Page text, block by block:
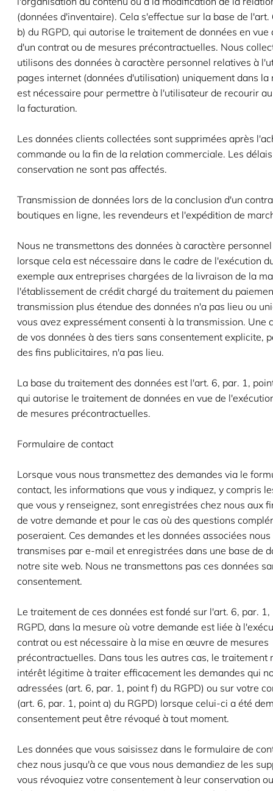
(données d'inventaire). Cela s'effectue sur la base de
b) du RGPD, qui autorise le traitement de données en vue
d'un contrat ou de mesures précontractuelles. Nous
utilisons des données à caractère personnel relatives à
pages internet (données d'utilisation) uniquement dans la
est nécessaire pour permettre à l'utilisateur de recourir
la facturation.
Les données clients collectées sont supprimées après
commande ou la fin de la relation commerciale. Les
conservation ne sont pas affectés.
Transmission de données lors de la conclusion d'un
boutiques en ligne, les revendeurs et l'expédition de
Nous ne transmettons des données à caractère
lorsque cela est nécessaire dans le cadre de l'exécution
exemple aux entreprises chargées de la livraison de la
l'établissement de crédit chargé du traitement du
transmission plus étendue des données n'a pas lieu ou
vous avez expressément consenti à la transmission. Une
de vos données à des tiers sans consentement explicite,
des fins publicitaires, n'a pas lieu.
La base du traitement des données est l'art. 6, par. 1,
qui autorise le traitement de données en vue de
de mesures précontractuelles.
Formulaire de contact
Lorsque vous nous transmettez des demandes via le
contact, les informations que vous y indiquez, y compris
que vous y renseignez, sont enregistrées chez nous aux
de votre demande et pour le cas où des questions
poseraient. Ces demandes et les données associées
transmises par e-mail et enregistrées dans une base de
notre site web. Nous ne transmettons pas ces données
consentement.
Le traitement de ces données est fondé sur l'art. 6, par. 1,
RGPD, dans la mesure où votre demande est liée à
contrat ou est nécessaire à la mise en œuvre de mesures
précontractuelles. Dans tous les autres cas, le traitement
intérêt légitime à traiter efficacement les demandes qui
adressées (art. 6, par. 1, point f) du RGPD) ou sur votre
(art. 6, par. 1, point a) du RGPD) lorsque celui-ci a été
consentement peut être révoqué à tout moment.
Les données que vous saisissez dans le formulaire de
chez nous jusqu'à ce que vous nous demandiez de les
vous révoquiez votre consentement à leur conservation